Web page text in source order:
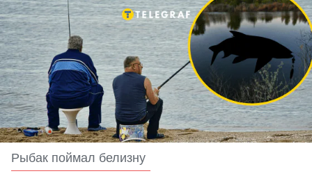
Рыбак поймал белизну